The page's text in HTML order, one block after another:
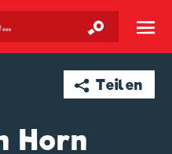
Taschenbuch ☰
➦ Teilen
Horn